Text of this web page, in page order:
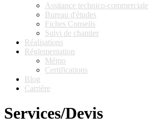
Assitance technico-commerciale
Bureau d'études
Fiches Conseils
Suivi de chantier
Réalisations
Réglementation
Mémo
Certifications
Blog
Carrière
Services/Devis